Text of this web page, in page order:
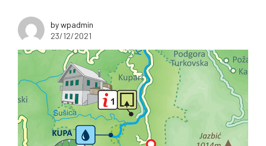
by wpadmin
23/12/2021